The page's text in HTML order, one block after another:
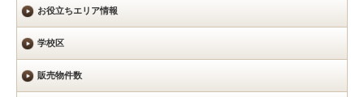
お役立ちエリア情報
学校区
販売物件数